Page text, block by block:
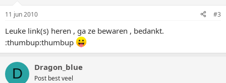
11 jun 2010 #3
Leuke link(s) heren , ga ze bewaren , bedankt.
:thumbup:thumbup
D Dragon_blue
Post best veel